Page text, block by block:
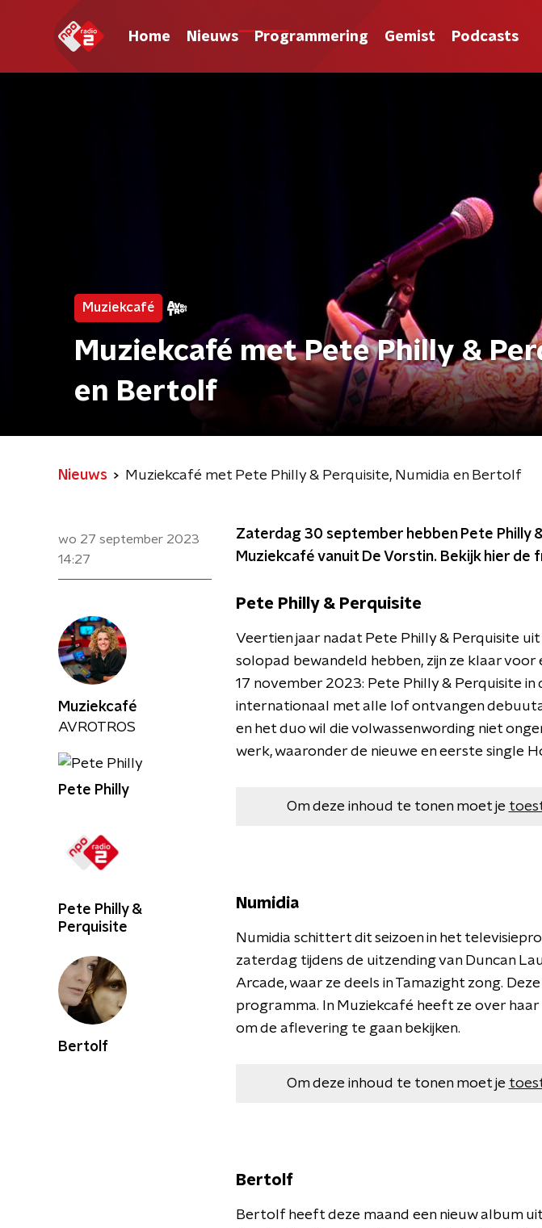
Home Nieuws Programmering Gemist Podcasts
Muziekcafé
Muziekcafé met Pete Philly &
en Bertolf
Nieuws Muziekcafé met Pete Philly & Perquisite, Numidia en Bertolf
wo 27 september 2023
14:27
Zaterdag 30 september hebben Pete Philly
Muziekcafé vanuit De Vorstin. Bekijk hier
Pete Philly & Perquisite
Veertien jaar nadat Pete Philly & Perquisite uit
solopad bewandeld hebben, zijn ze klaar
17 november 2023: Pete Philly & Perquisite in
internationaal met alle lof ontvangen
en het duo wil die volwassenwording niet
werk, waaronder de nieuwe en eerste single
Om deze inhoud te tonen moet je
Numidia
Numidia schittert dit seizoen in het
zaterdag tijdens de uitzending van Duncan
Arcade, waar ze deels in Tamazight zong.
programma. In Muziekcafé heeft ze over
om de aflevering te gaan bekijken.
Om deze inhoud te tonen moet je
Bertolf
Bertolf heeft deze maand een nieuw album
Muziekcafé
AVROTROS
Pete Philly
Pete Philly &
Perquisite
Bertolf